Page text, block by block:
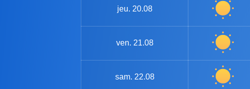
jeu. 20.08
ven. 21.08
sam. 22.08